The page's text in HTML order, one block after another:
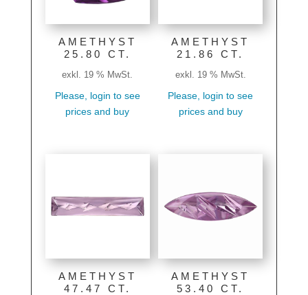
AMETHYST
25.80 CT.
exkl. 19 % MwSt.
Please, login to see
prices and buy
AMETHYST
21.86 CT.
exkl. 19 % MwSt.
Please, login to see
prices and buy
AMETHYST
47.47 CT.
AMETHYST
53.40 CT.